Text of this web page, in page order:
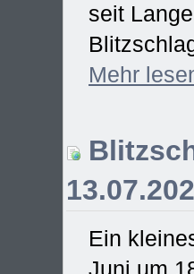
seit
Mehr
Ein
Juni um